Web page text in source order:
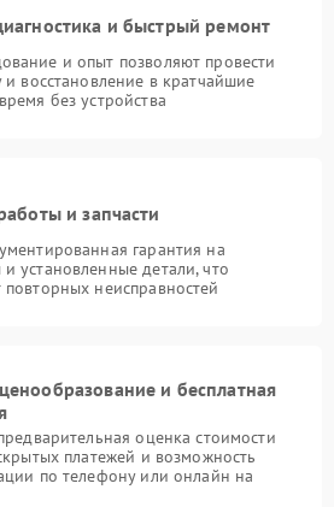
и быстрый ремонт
и опыт позволяют провести
и восстановление в кратчайшие
без устройства
и запчасти
гарантия на
установленные детали, что
неисправностей
и бесплатная
оценка стоимости
платежей и возможность
по телефону или онлайн на